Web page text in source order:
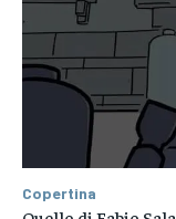
Copertina